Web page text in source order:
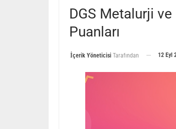
DGS Metalurji
Puanları
İçerik Yöneticisi Tarafından 12 Eyl